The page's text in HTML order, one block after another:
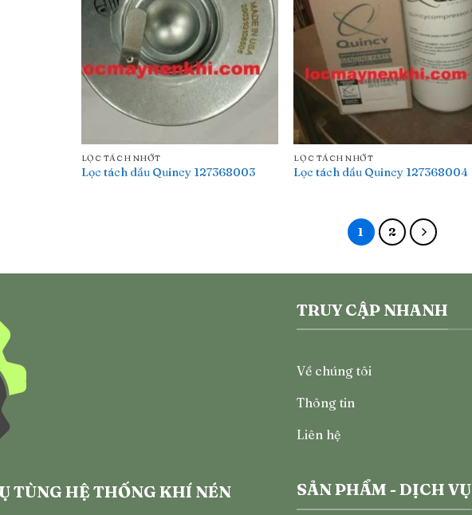
LỌC TÁCH NHỚT
Lọc tách dầu Quincy 127368003
LỌC TÁCH NHỚT
Lọc tách dầu Quincy 127368004
1 2
TÙNG HỆ THỐNG KHÍ NÉN
TRUY CẬP NHANH
Về chúng tôi
Thông tin
Liên hệ
SẢN PHẨM - DỊCH VỤ